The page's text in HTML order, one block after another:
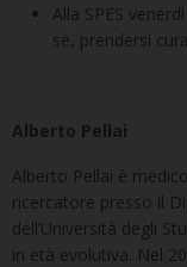
Alla SPES
sé, prendersi
Alberto Pellai
Alberto Pellai è
ricercatore presso il
dell’Università degli
in età evolutiva. Nel